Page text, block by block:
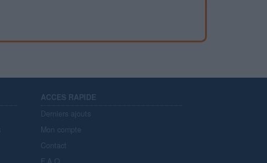
ACCES RAPIDE
Derniers ajouts
Mon compte
Contact